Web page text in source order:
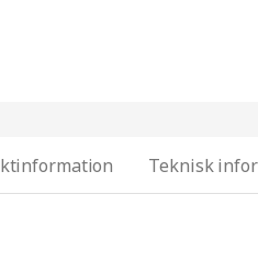
Teknisk